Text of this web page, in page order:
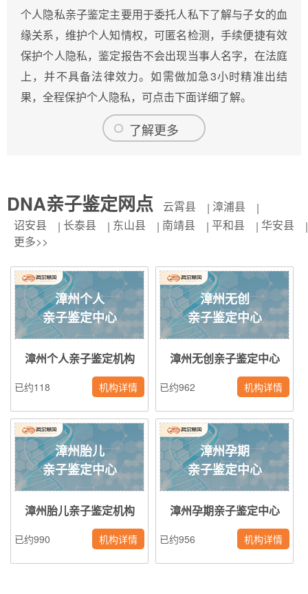
个人隐私亲子鉴定主要用于委托人私下了解与子女的血
缘关系，维护个人知情权，可匿名检测，手续便捷有效
保护个人隐私，鉴定报告不会出现当事人名字，在法庭
上，并不具备法律效力。如需做加急3小时精准出结
果，全程保护个人隐私，可点击下面详细了解。
了解更多
DNA亲子鉴定网点 云霄县
漳浦县
诏安县
长泰县 东山县 南靖县 平和县
华安县
更多>>
漳州个人
亲子鉴定中心
漳州个人亲子鉴定机构
已约118 机构详情
漳州无创
亲子鉴定中心
漳州无创亲子鉴定中心
已约962 机构详情
漳州胎儿
亲子鉴定中心
漳州胎儿亲子鉴定机构
已约990 机构详情
漳州孕期
亲子鉴定中心
漳州孕期亲子鉴定中心
已约956 机构详情